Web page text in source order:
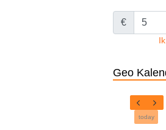
€
Geo
today